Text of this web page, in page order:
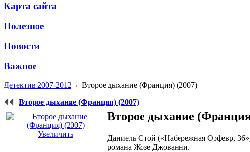
Карта сайта
Полезное
Новости
Важное
Детектив 2007-2012 Второе дыхание (Франция) (2007)
Второе дыхание (Франция) (2007)
Увеличить
Второе дыхание
Даниель Отой («Набережная Орфевр,
романа Жозе Джованни.